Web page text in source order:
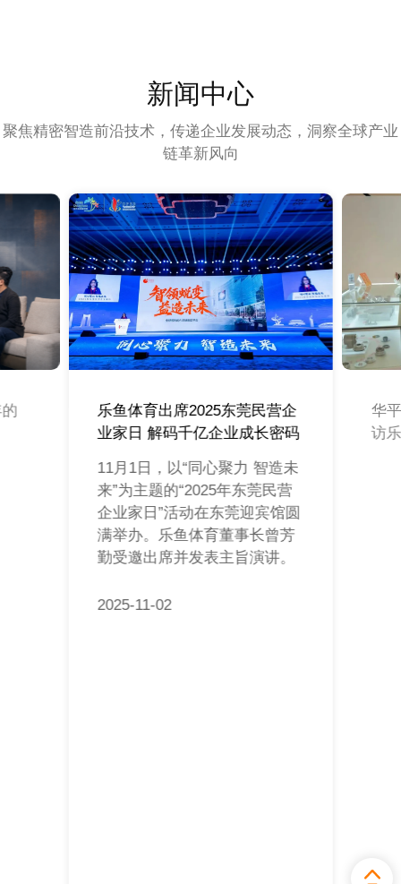
新闻中心
聚焦精密智造前沿技术，传递企业发展动态，洞察全球产业
链革新风向
乐鱼体育出席2025东莞民营企
业家日 解码千亿企业成长密码
11月1日，以“同心聚力 智造未
来”为主题的“2025年东莞民营
企业家日”活动在东莞迎宾馆圆
满举办。乐鱼体育董事长曾芳
勤受邀出席并发表主旨演讲。
2025-11-02
华
访